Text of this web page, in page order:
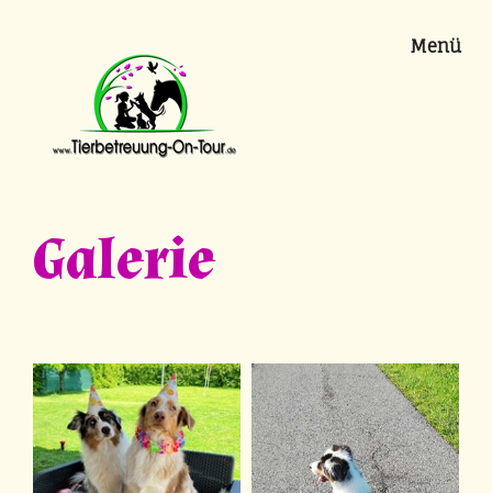
Menü
Galerie